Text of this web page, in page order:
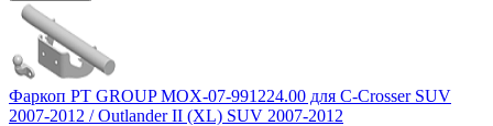
Фаркоп PT GROUP MOX-07-991224.00 для C-Crosser SUV
2007-2012 / Outlander II (XL) SUV 2007-2012